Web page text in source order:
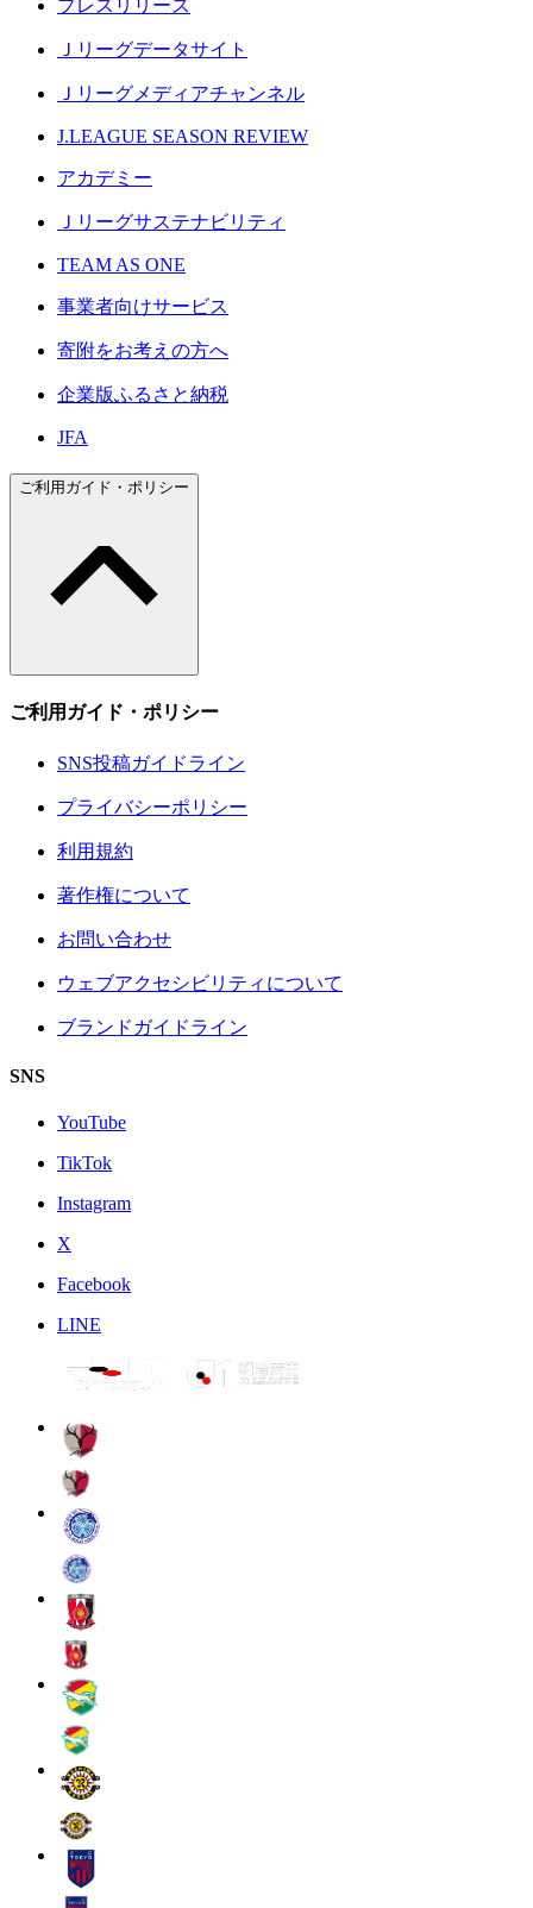
プレスリリース
Ｊリーグデータサイト
Ｊリーグメディアチャンネル
J.LEAGUE SEASON REVIEW
アカデミー
Ｊリーグサステナビリティ
TEAM AS ONE
事業者向けサービス
寄附をお考えの方へ
企業版ふるさと納税
JFA
ご利用ガイド・ポリシー
ご利用ガイド・ポリシー
SNS投稿ガイドライン
プライバシーポリシー
利用規約
著作権について
お問い合わせ
ウェブアクセシビリティについて
ブランドガイドライン
SNS
YouTube
TikTok
Instagram
X
Facebook
LINE